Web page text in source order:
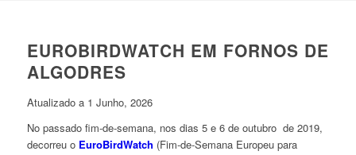
EUROBIRDWATCH EM FORNOS DE
ALGODRES
Atualizado a 1 Junho, 2026
No passado fim‑de‑semana, nos dias 5 e 6 de outubro de 2019,
decorreu o EuroBirdWatch (Fim-de-Semana Europeu para